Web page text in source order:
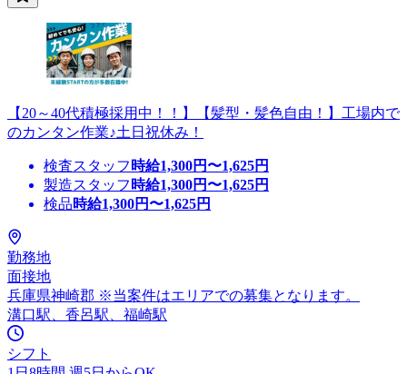
【20～40代積極採用中！！】【髪型・髪色自由！】工場内で
のカンタン作業♪土日祝休み！
検査スタッフ 時給1,300円〜1,625円
製造スタッフ 時給1,300円〜1,625円
検品時給1,300円〜1,625円
勤務地
面接地
兵庫県神崎郡 ※当案件はエリアでの募集となります。
溝口駅、香呂駅、福崎駅
シフト